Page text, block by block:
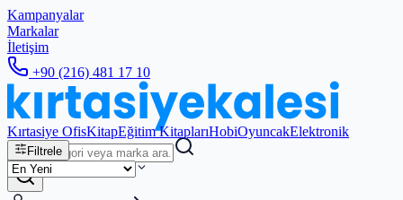
Kampanyalar
Markalar
İletişim
+90 (216) 481 17 10
Kırtasiye OfisKitapEğitim KitaplarıHobiOyuncakElektronik
Filtrele